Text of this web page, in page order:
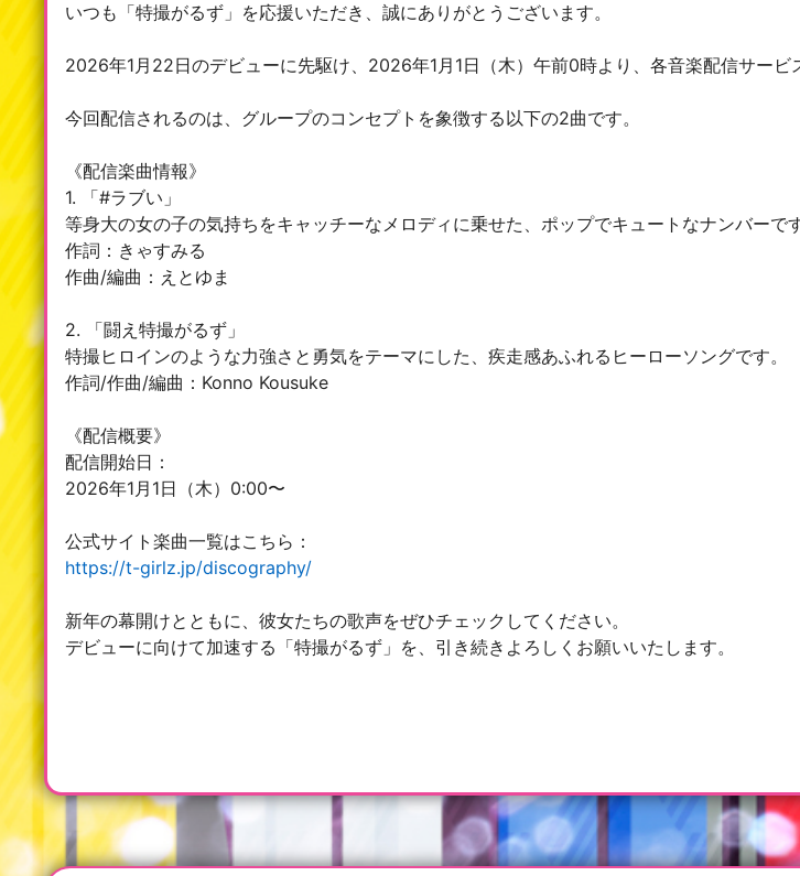
いつも「特撮がるず」を応援いただき、誠にありがとうございます。
2026年1月22日のデビューに先駆け、2026年1月1日（木）午前0時より、各音楽配信サービ
今回配信されるのは、グループのコンセプトを象徴する以下の2曲です。
《配信楽曲情報》
1. 「#ラブい」
等身大の女の子の気持ちをキャッチーなメロディに乗せた、ポップでキュートなナンバーです
作詞：きゃすみる
作曲/編曲：えとゆま
2. 「闘え特撮がるず」
特撮ヒロインのような力強さと勇気をテーマにした、疾走感あふれるヒーローソングです。
作詞/作曲/編曲：Konno Kousuke
《配信概要》
配信開始日：
2026年1月1日（木）0:00〜
公式サイト楽曲一覧はこちら：
https://t-girlz.jp/discography/
新年の幕開けとともに、彼女たちの歌声をぜひチェックしてください。
デビューに向けて加速する「特撮がるず」を、引き続きよろしくお願いいたします。